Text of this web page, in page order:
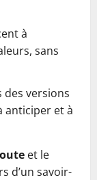
à
sans
des versions
anticiper et à
et le
d’un savoir-